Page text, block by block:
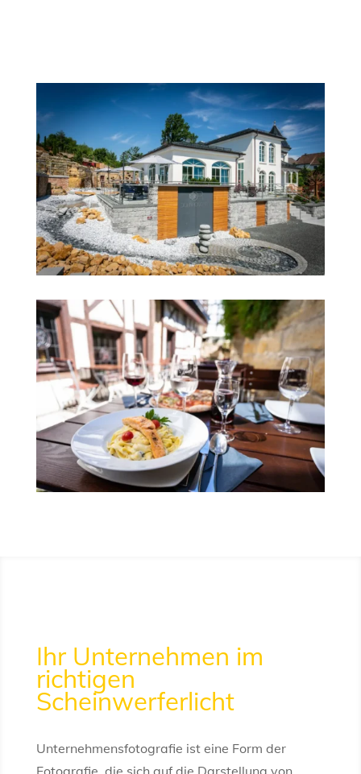
Ihr Unternehmen im
richtigen
Scheinwerferlicht
Unternehmensfotografie ist eine Form der
Fotografie, die sich auf die Darstellung von